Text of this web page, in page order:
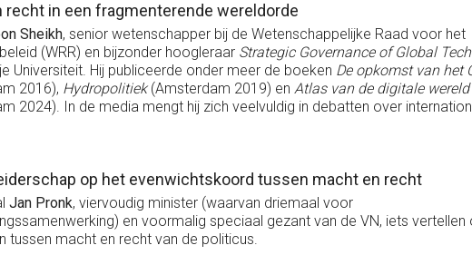
recht in een fragmenterende wereldorde
Sheikh, senior wetenschapper bij de Wetenschappelijke Raad voor het
(WRR) en bijzonder hoogleraar Strategic Governance of Global
Universiteit. Hij publiceerde onder meer de boeken De opkomst van het
2016), Hydropolitiek(Amsterdam 2019) en Atlas van de digitale wereld
2024). In de media mengt hij zich veelvuldig in debatten over
op het evenwichtskoord tussen macht en recht
Jan Pronk, viervoudig minister (waarvan driemaal voor
en voormalig speciaal gezant van de VN, iets vertellen
tussen macht en recht van de politicus.